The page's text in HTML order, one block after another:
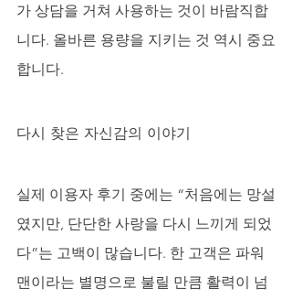
가 상담을 거쳐 사용하는 것이 바람직합
니다. 올바른 용량을 지키는 것 역시 중요
합니다.
다시 찾은 자신감의 이야기
실제 이용자 후기 중에는 “처음에는 망설
였지만, 단단한 사랑을 다시 느끼게 되었
다”는 고백이 많습니다. 한 고객은 파워
맨이라는 별명으로 불릴 만큼 활력이 넘